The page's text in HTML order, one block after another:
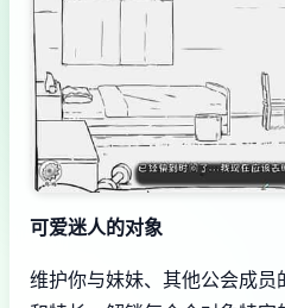
可爱迷人的对象
维护你与妹妹、其他公会成